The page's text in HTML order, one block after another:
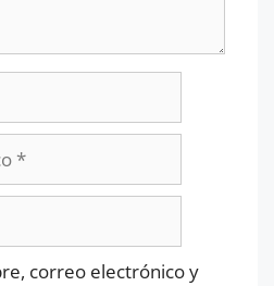
correo electrónico y